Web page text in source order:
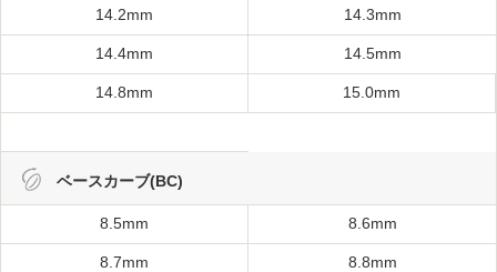
14.2mm 14.3mm
14.4mm 14.5mm
14.8mm 15.0mm
ベースカーブ(BC)
8.5mm 8.6mm
8.7mm 8.8mm